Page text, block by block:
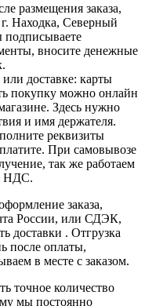
размещения заказа,
Находка, Северный
вносите денежные
доставке: карты
покупку можно онлайн
Здесь нужно
и имя держателя.
реквизиты
При самовывозе
так же работаем
НДС.
заказа,
России, или СДЭК,
доставки . Отгрузка
после оплаты,
в месте с заказом.
точное количество
мы постоянно